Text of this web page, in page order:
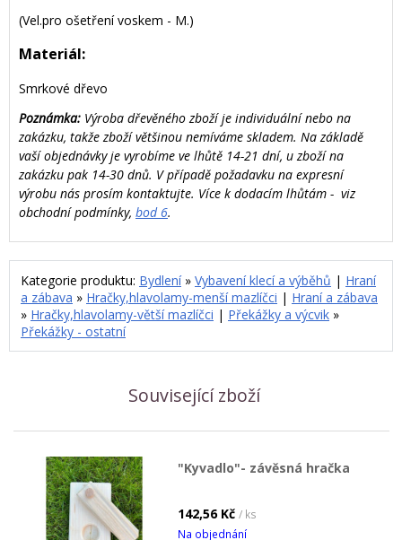
(Vel.pro ošetření voskem - M.)
Materiál:
Smrkové dřevo
Poznámka: Výroba dřevěného zboží je individuální nebo na
zakázku, takže zboží většinou nemíváme skladem. Na základě
vaší objednávky je vyrobíme ve lhůtě 14-21 dní, u zboží na
zakázku pak 14-30 dnů. V případě požadavku na expresní
výrobu nás prosím kontaktujte. Více k dodacím lhůtám - viz
obchodní podmínky, bod 6.
Kategorie produktu: Bydlení» Vybavení klecí a výběhů | Hraní
a zábava » Hračky,hlavolamy-menší mazlíčci | Hraní a zábava
» Hračky,hlavolamy-větší mazlíčci | Překážky a výcvik »
Překážky - ostatní
Související zboží
"Kyvadlo"- závěsná hračka
142,56 Kč / ks
Na objednání